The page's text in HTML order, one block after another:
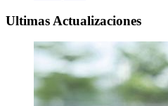
Ultimas Actualizaciones